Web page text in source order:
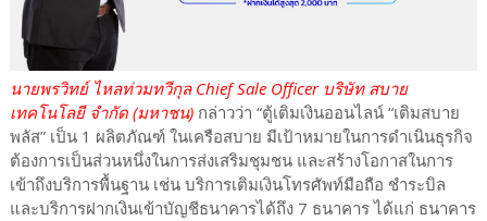
นายพรวิทย์ ไหลท่วมทวีกุล Chief Sale Officer บริษัท สบาย
เทคโนโลยี จำกัด (มหาชน)กล่าวว่า “ตู้เติมเงินออนไลน์ “เติมสบาย
พลัส” เป็น 1 ผลิตภัณฑ์ ในเครือสบาย มีเป้าหมายในการดำเนินธุรกิจ
ต้องการเป็นส่วนหนึ่งในการส่งเสริมชุมชน และสร้างโอกาสในการ
เข้าถึงบริการพื้นฐาน เช่น บริการเติมเงินโทรศัพท์มือถือ ชำระบิล
และบริการฝากเงินเข้าบัญชีธนาคารได้ถึง 7 ธนาคาร ได้แก่ ธนาคาร